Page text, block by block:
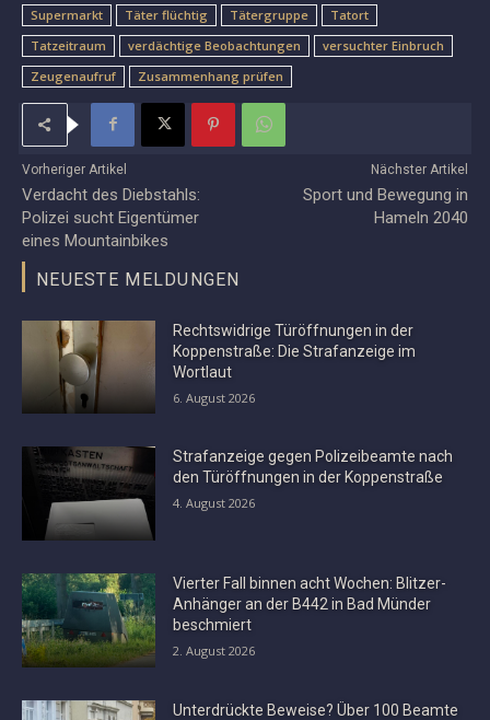
Supermarkt
Täter flüchtig Tätergruppe
Tatort
Tatzeitraum
verdächtige Beobachtungen
versuchter Einbruch
Zeugenaufruf
Zusammenhang prüfen
Vorheriger Artikel
Verdacht des Diebstahls:
Polizei sucht Eigentümer
eines Mountainbikes
Nächster Artikel
Sport und Bewegung in
Hameln 2040
NEUESTE MELDUNGEN
Rechtswidrige Türöffnungen in der
Koppenstraße: Die Strafanzeige im
Wortlaut
6. August 2026
Strafanzeige gegen Polizeibeamte nach
den Türöffnungen in der Koppenstraße
4. August 2026
Vierter Fall binnen acht Wochen: Blitzer-
Anhänger an der B442 in Bad Münder
beschmiert
2. August 2026
Unterdrückte Beweise? Über 100 Beamte